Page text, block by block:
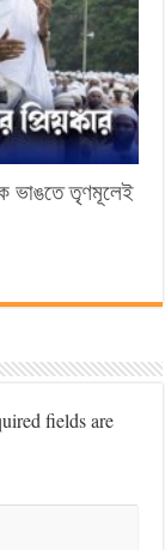
ভাঙতে তৃণমূলেই
fields are